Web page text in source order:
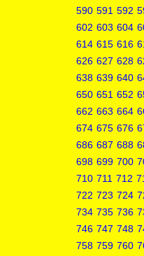
590 591 592
602 603 604
614 615 616
626 627 628
638 639 640
650 651 652
662 663 664
674 675 676
686 687 688
698 699 700
710 711 712
722 723 724
734 735 736
746 747 748
758 759 760